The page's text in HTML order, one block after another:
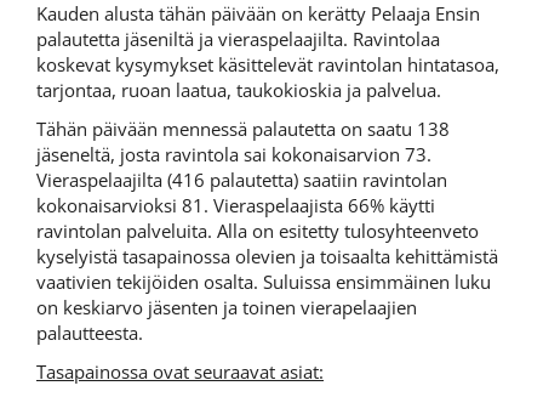
Kauden alusta tähän päivään on kerätty Pelaaja Ensin
palautetta jäseniltä ja vieraspelaajilta. Ravintolaa
koskevat kysymykset käsittelevät ravintolan hintatasoa,
tarjontaa, ruoan laatua, taukokioskia ja palvelua.
Tähän päivään mennessä palautetta on saatu 138
jäseneltä, josta ravintola sai kokonaisarvion 73.
Vieraspelaajilta (416 palautetta) saatiin ravintolan
kokonaisarvioksi 81. Vieraspelaajista 66% käytti
ravintolan palveluita. Alla on esitetty tulosyhteenveto
kyselyistä tasapainossa olevien ja toisaalta kehittämistä
vaativien tekijöiden osalta. Suluissa ensimmäinen luku
on keskiarvo jäsenten ja toinen vierapelaajien
palautteesta.
Tasapainossa ovat seuraavat asiat: